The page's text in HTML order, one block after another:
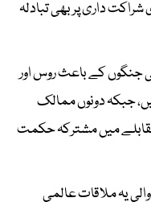
شراکت داری پر بھی تبادلہ
جنگوں کے باعث روس اور
جبکہ دونوں ممالک
میں مشترکہ حکمت
یہ ملاقات عالمی